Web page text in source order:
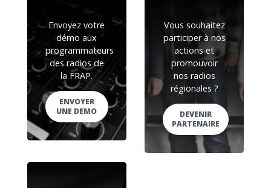
Envoyez votre
démo aux
programmateurs
des radios de
la FRAP.
ENVOYER
UNE DEMO
Vous souhaitez
participer à nos
actions et
promouvoir
nos radios
régionales ?
DEVENIR
PARTENAIRE